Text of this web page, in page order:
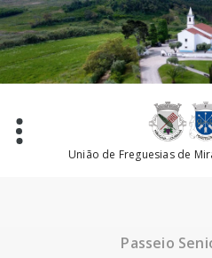
Saltar
para
o
conteúdo
União de Freguesias de
Passeio